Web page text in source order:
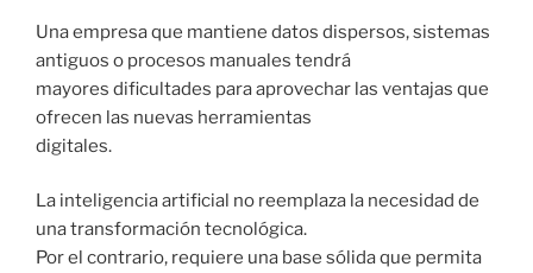
Una empresa que mantiene datos dispersos, sistemas
antiguos o procesos manuales tendrá
mayores dificultades para aprovechar las ventajas que
ofrecen las nuevas herramientas
digitales.
La inteligencia artificial no reemplaza la necesidad de
una transformación tecnológica.
Por el contrario, requiere una base sólida que permita